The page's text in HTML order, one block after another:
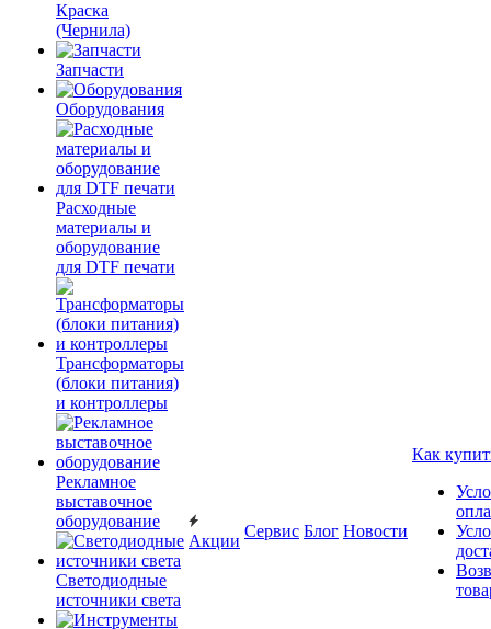
Краска
(Чернила)
Запчасти
Оборудования
Расходные
материалы и
оборудование
для DTF печати
Трансформаторы
(блоки питания)
и контроллеры
Рекламное
выставочное
оборудование
Светодиодные
источники света
Акции
Сервис Блог Новости
Как